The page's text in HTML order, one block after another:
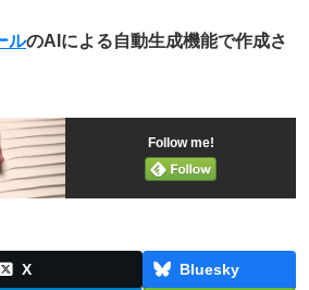
ルのAIによる自動生成機能で作成さ
Follow me!
X
Bluesky